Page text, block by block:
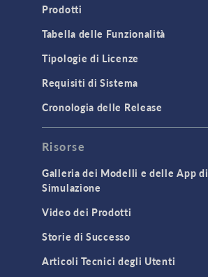
Prodotti
Tabella delle Funzionalità
Tipologie di Licenze
Requisiti di Sistema
Cronologia delle Release
Risorse
Galleria dei Modelli e delle App di
Simulazione
Video dei Prodotti
Storie di Successo
Articoli Tecnici degli Utenti